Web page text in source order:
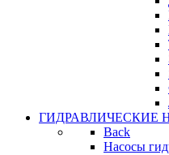
ГИДРАВЛИЧЕСКИЕ
Back
Насосы